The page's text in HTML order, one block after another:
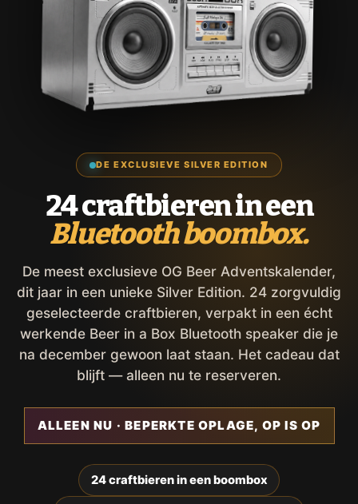
DE EXCLUSIEVE SILVER EDITION
24 craftbieren in een
Bluetooth boombox.
De meest exclusieve OG Beer Adventskalender,
dit jaar in een unieke Silver Edition. 24 zorgvuldig
geselecteerde craftbieren, verpakt in een écht
werkende Beer in a Box Bluetooth speaker die je
na december gewoon laat staan. Het cadeau dat
blijft — alleen nu te reserveren.
ALLEEN NU · BEPERKTE OPLAGE, OP IS OP
24 craftbieren in een boombox